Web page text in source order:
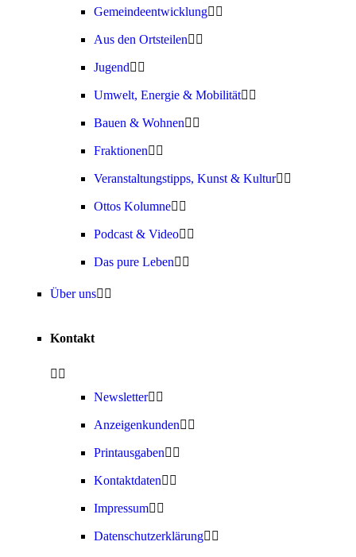
Gemeindeentwicklung
Aus den Ortsteilen
Jugend
Umwelt, Energie & Mobilität
Bauen & Wohnen
Fraktionen
Veranstaltungstipps, Kunst & Kultur
Ottos Kolumne
Podcast & Video
Das pure Leben
Über uns
Kontakt
Newsletter
Anzeigenkunden
Printausgaben
Kontaktdaten
Impressum
Datenschutzerklärung